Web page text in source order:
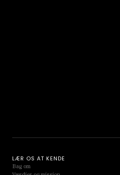
LÆR OS AT KENDE
Bag om